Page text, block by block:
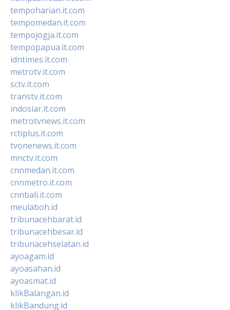
tempoharian.it.com
tempomedan.it.com
tempojogja.it.com
tempopapua.it.com
idntimes.it.com
metrotv.it.com
sctv.it.com
transtv.it.com
indosiar.it.com
metrotvnews.it.com
rctiplus.it.com
tvonenews.it.com
mnctv.it.com
cnnmedan.it.com
cnnmetro.it.com
cnnbali.it.com
meulaboh.id
tribunacehbarat.id
tribunacehbesar.id
tribunacehselatan.id
ayoagam.id
ayoasahan.id
ayoasmat.id
klikBalangan.id
klikBandung.id